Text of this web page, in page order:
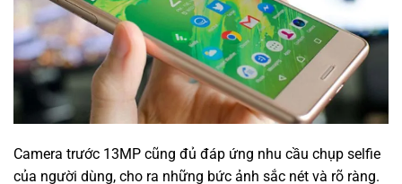
Camera trước 13MP cũng đủ đáp ứng nhu cầu chụp selfie
của người dùng, cho ra những bức ảnh sắc nét và rõ ràng.